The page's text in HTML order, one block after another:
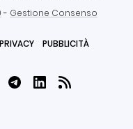
- Gestione Consenso
PRIVACY PUBBLICITÀ